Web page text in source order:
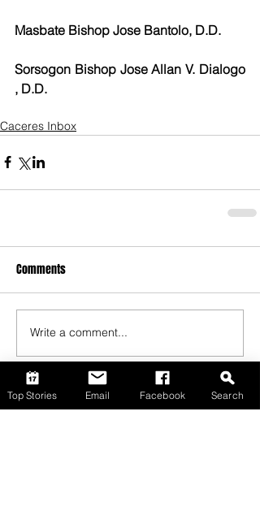
Masbate Bishop Jose Bantolo, D.D.
Sorsogon Bishop Jose Allan V. Dialogo
, D.D.
Caceres Inbox
Comments
Write a comment...
Top Stories Email Facebook Search